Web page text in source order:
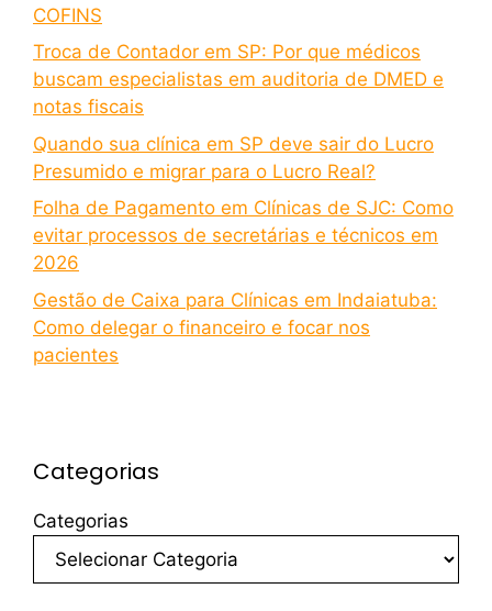
COFINS
Troca de Contador em SP: Por que médicos
buscam especialistas em auditoria de DMED e
notas fiscais
Quando sua clínica em SP deve sair do Lucro
Presumido e migrar para o Lucro Real?
Folha de Pagamento em Clínicas de SJC: Como
evitar processos de secretárias e técnicos em
2026
Gestão de Caixa para Clínicas em Indaiatuba:
Como delegar o financeiro e focar nos
pacientes
Categorias
Categorias